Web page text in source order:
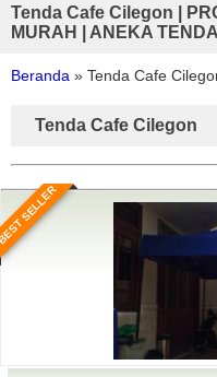
Tenda Cafe Cilegon |
MURAH | ANEKA
Beranda » Tenda Cafe
Tenda Cafe Cilegon
SELLER